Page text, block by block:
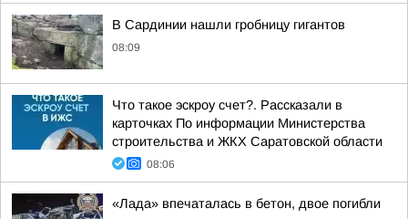
В Сардинии нашли гробницу гигантов
08:09
Что такое эскроу счет?. Рассказали в
карточках По информации Министерства
строительства и ЖКХ Саратовской области
08:06
«Лада» впечаталась в бетон, двое погибли